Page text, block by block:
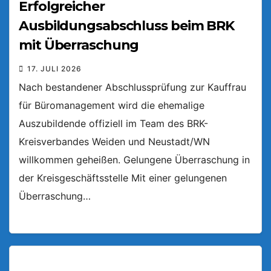
Erfolgreicher
Ausbildungsabschluss beim BRK
mit Überraschung
17. JULI 2026
Nach bestandener Abschlussprüfung zur Kauffrau
für Büromanagement wird die ehemalige
Auszubildende offiziell im Team des BRK-
Kreisverbandes Weiden und Neustadt/WN
willkommen geheißen. Gelungene Überraschung in
der Kreisgeschäftsstelle Mit einer gelungenen
Überraschung…